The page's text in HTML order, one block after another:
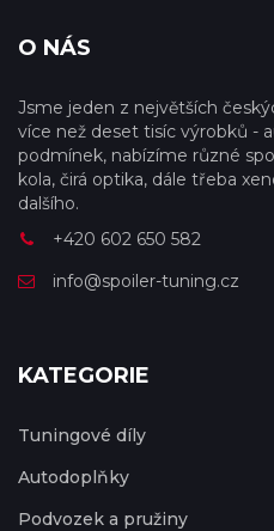
O NÁS
Jsme jeden z největších
více než deset tisíc výrobků -
podmínek, nabízíme různé
kola, čirá optika, dále třeba
dalšího.
+420 602 650 582
info@spoiler-tuning.cz
KATEGORIE
Tuningové díly
Autodoplňky
Podvozek a pružiny